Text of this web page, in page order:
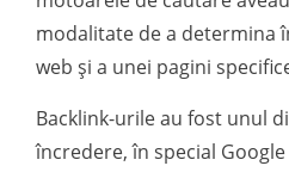
modalitate de a determina
web și a unei pagini
Backlink-urile au fost unul
încredere, în special Google